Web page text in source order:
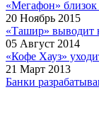
«Мегафон»
20 Ноябрь 2015
«Ташир» выводит
05 Август 2014
«Кофе Хауз»
21 Март 2013
Банки